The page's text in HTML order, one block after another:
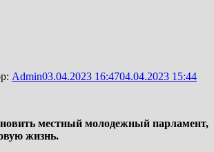
Admin03.04.2023 16:4704.04.2023 15:44
местный молодежный парламент,
жизнь.